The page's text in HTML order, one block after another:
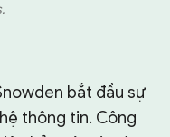
bắt đầu sự
thông tin. Công